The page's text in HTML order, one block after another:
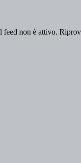
feed non è attivo.